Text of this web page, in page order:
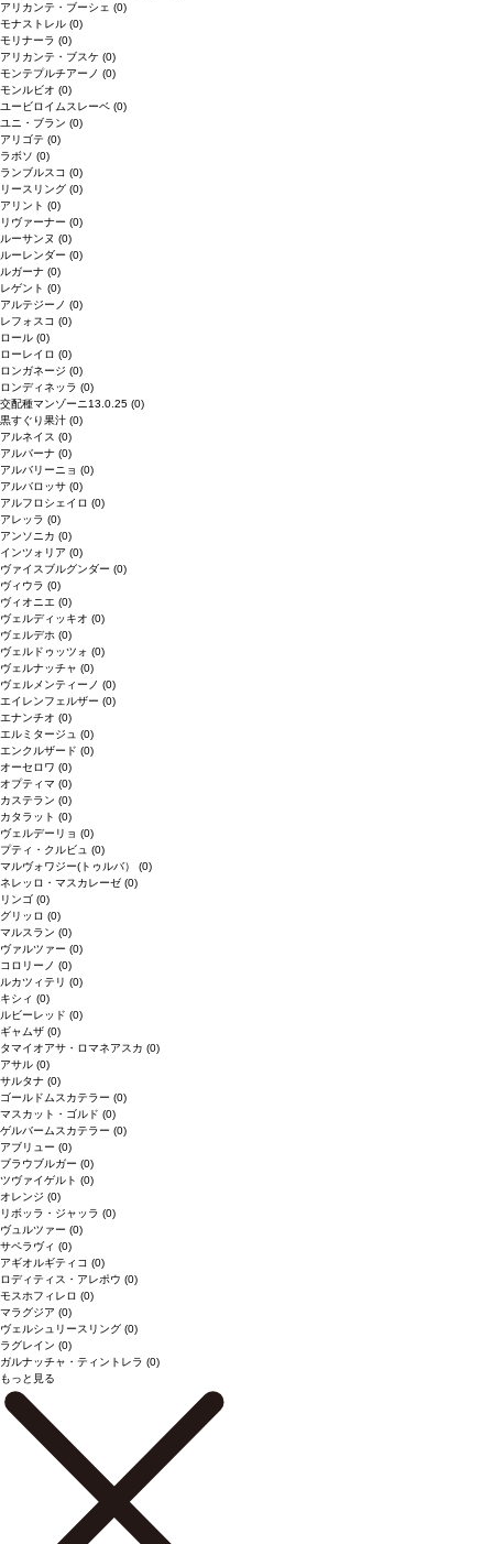
アリカンテ・ブーシェ (0)
モナストレル (0)
モリナーラ (0)
アリカンテ・ブスケ (0)
モンテプルチアーノ (0)
モンルビオ (0)
ユービロイムスレーベ (0)
ユニ・ブラン (0)
アリゴテ (0)
ラボソ (0)
ランブルスコ (0)
リースリング (0)
アリント (0)
リヴァーナー (0)
ルーサンヌ (0)
ルーレンダー (0)
ルガーナ (0)
レゲント (0)
アルテジーノ (0)
レフォスコ (0)
ロール (0)
ローレイロ (0)
ロンガネージ (0)
ロンディネッラ (0)
交配種マンゾーニ13.0.25 (0)
黒すぐり果汁 (0)
アルネイス (0)
アルバーナ (0)
アルバリーニョ (0)
アルバロッサ (0)
アルフロシェイロ (0)
アレッラ (0)
アンソニカ (0)
インツォリア (0)
ヴァイスブルグンダー (0)
ヴィウラ (0)
ヴィオニエ (0)
ヴェルディッキオ (0)
ヴェルデホ (0)
ヴェルドゥッツォ (0)
ヴェルナッチャ (0)
ヴェルメンティーノ (0)
エイレンフェルザー (0)
エナンチオ (0)
エルミタージュ (0)
エンクルザード (0)
オーセロワ (0)
オプティマ (0)
カステラン (0)
カタラット (0)
ヴェルデーリョ (0)
プティ・クルビュ (0)
マルヴォワジー(トゥルバ） (0)
ネレッロ・マスカレーゼ (0)
リンゴ (0)
グリッロ (0)
マルスラン (0)
ヴァルツァー (0)
コロリーノ (0)
ルカツィテリ (0)
キシィ (0)
ルビーレッド (0)
ギャムザ (0)
タマイオアサ・ロマネアスカ (0)
アサル (0)
サルタナ (0)
ゴールドムスカテラー (0)
マスカット・ゴルド (0)
ゲルバームスカテラー (0)
アブリュー (0)
ブラウブルガー (0)
ツヴァイゲルト (0)
オレンジ (0)
リボッラ・ジャッラ (0)
ヴュルツァー (0)
サペラヴィ (0)
アギオルギティコ (0)
ロディティス・アレポウ (0)
モスホフィレロ (0)
マラグジア (0)
ヴェルシュリースリング (0)
ラグレイン (0)
ガルナッチャ・ティントレラ (0)
もっと見る